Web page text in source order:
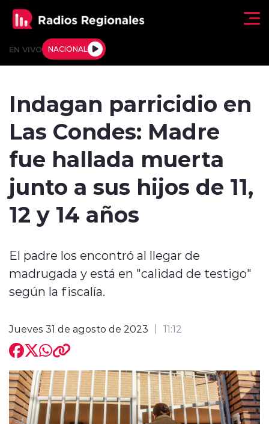
EN VIVO NACIONAL
Actualidad
Internacional
Entrevistas
Indagan parricidio en
Las Condes: Madre
fue hallada muerta
junto a sus hijos de 11,
12 y 14 años
El padre los encontró al llegar de
madrugada y está en "calidad de testigo"
según la fiscalía.
Jueves 31 de agosto de 2023 11:12